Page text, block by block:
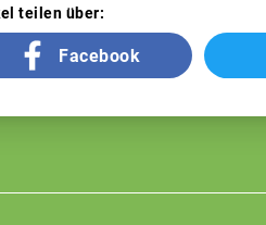
teilen über:
Facebook